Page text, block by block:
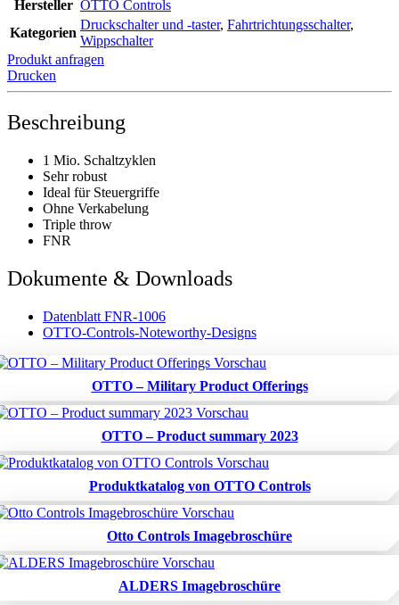
Hersteller OTTO Controls
Kategorien
Druckschalter und -taster, Fahrtrichtungsschalter,
Wippschalter
Produkt anfragen
Drucken
Beschreibung
1 Mio. Schaltzyklen
Sehr robust
Ideal für Steuergriffe
Ohne Verkabelung
Triple throw
FNR
Dokumente & Downloads
Datenblatt FNR-1006
OTTO-Controls-Noteworthy-Designs
OTTO – Military Product Offerings
OTTO – Product summary 2023
Produktkatalog von OTTO Controls
Otto Controls Imagebroschüre
ALDERS Imagebroschüre